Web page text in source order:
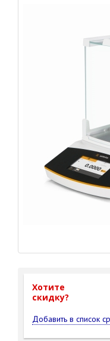
Хотите
cкидку?
Добавить в список